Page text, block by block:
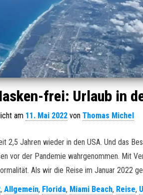
frei: Urlaub in
am 11. Mai 2022 vonThomas Michel
2,5 Jahren wieder in den USA. Und das
vor der Pandemie wahrgenommen. Mit
Als wir die Reise im Januar 2022
,Allgemein, Florida, Miami Beach, Reise,